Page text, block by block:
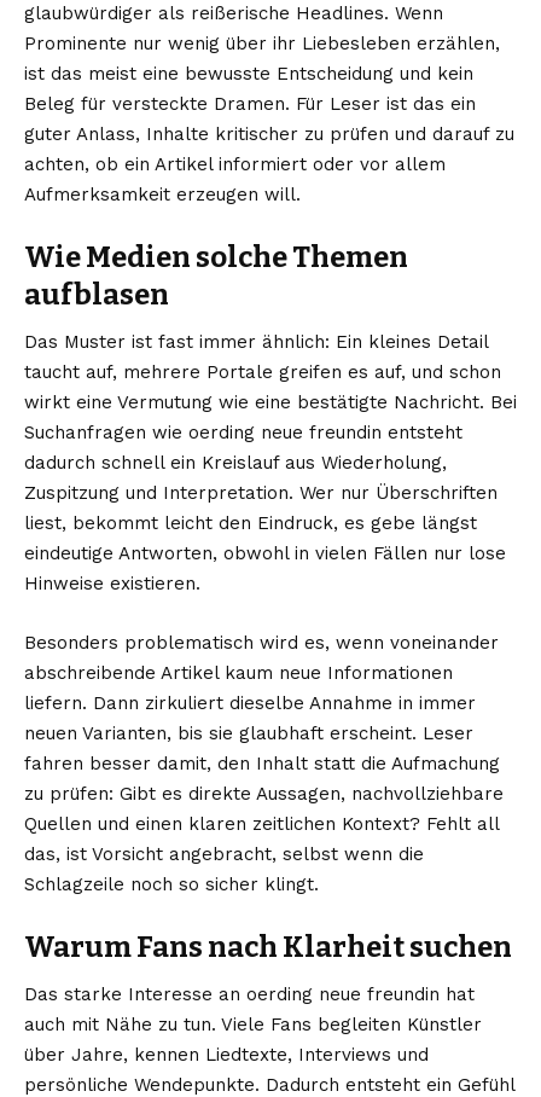
glaubwürdiger als reißerische Headlines. Wenn
Prominente nur wenig über ihr Liebesleben erzählen,
ist das meist eine bewusste Entscheidung und kein
Beleg für versteckte Dramen. Für Leser ist das ein
guter Anlass, Inhalte kritischer zu prüfen und darauf zu
achten, ob ein Artikel informiert oder vor allem
Aufmerksamkeit erzeugen will.
Wie Medien solche Themen
aufblasen
Das Muster ist fast immer ähnlich: Ein kleines Detail
taucht auf, mehrere Portale greifen es auf, und schon
wirkt eine Vermutung wie eine bestätigte Nachricht. Bei
Suchanfragen wie oerding neue freundin entsteht
dadurch schnell ein Kreislauf aus Wiederholung,
Zuspitzung und Interpretation. Wer nur Überschriften
liest, bekommt leicht den Eindruck, es gebe längst
eindeutige Antworten, obwohl in vielen Fällen nur lose
Hinweise existieren.
Besonders problematisch wird es, wenn voneinander
abschreibende Artikel kaum neue Informationen
liefern. Dann zirkuliert dieselbe Annahme in immer
neuen Varianten, bis sie glaubhaft erscheint. Leser
fahren besser damit, den Inhalt statt die Aufmachung
zu prüfen: Gibt es direkte Aussagen, nachvollziehbare
Quellen und einen klaren zeitlichen Kontext? Fehlt all
das, ist Vorsicht angebracht, selbst wenn die
Schlagzeile noch so sicher klingt.
Warum Fans nach Klarheit suchen
Das starke Interesse an oerding neue freundin hat
auch mit Nähe zu tun. Viele Fans begleiten Künstler
über Jahre, kennen Liedtexte, Interviews und
persönliche Wendepunkte. Dadurch entsteht ein Gefühl